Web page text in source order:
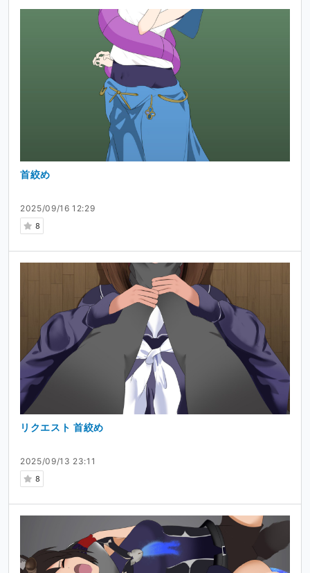
2025/09/16 12:29
8
首絞め
2025/09/13 23:11
8
リクエスト 首絞め